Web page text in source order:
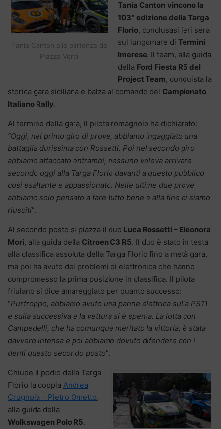
Tania Canton alla partenza da
Piazza Verdi
Tania Canton vincono la
103^ edizione della Targa
Florio, conclusasi ieri sera
sul lungomare di Termini
Imerese. Il team, alla guida
della Ford Fiesta R5 del
Project Team, conquista la
storica gara siciliana e balza al comando del Campionato
Italiano Rally.
Al termine della gara, il pilota romagnolo ha dichiarato:
“Oggi, nel primo giro di prove, abbiamo ingaggiato una
battaglia durissima con Rossetti. Poi nel secondo giro
abbiamo attaccato entrambi, nessuno voleva arrivare
secondo oggi alla Targa Florio davanti a questo pubblico
così esaltante e appassionato. Nelle ultime due prove
abbiamo solo pensato a fare tutto bene e alla fine ci siamo
riusciti”.
Al secondo posto si piazza il duo Luca Rossetti – Eleonora
Mori, alla guida della Citroen C3 R5. Il duo è stato in testa
alla classifica assoluta della Targa Florio fino a metà gara,
ma poi ha avuto dei problemi di elettronica che hanno
compromesso la prima posizione in classifica. Il pilota
friulano si dice amareggiato per quanto successo:
“Purtroppo, abbiamo avuto una panne elettrica sulla PS11
e sulla successiva e la vettura si è spenta. La lotta con
Campedelli, che ha comunque meritato la vittoria, è stata
davvero intensa e poi abbiamo dovuto difendere con i
denti questo secondo posto”.
Chiude il podio della Targa
Florio la coppia Andrea
Crugnola – Pietro Ometto,
alla guida della
Wolkswagen Polo R5.